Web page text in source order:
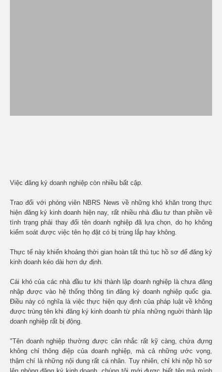
Việc đăng ký doanh nghiệp còn nhiều bất cập.
Trao đổi với phóng viên NBRS News về những khó khăn trong thực
hiện đăng ký kinh doanh hiện nay, rất nhiều nhà đầu tư than phiền về
tình trạng phải thay đổi tên doanh nghiệp đã lựa chọn, do họ không
kiểm soát được việc tên họ đặt có bị trùng lắp hay không.
Thực tế này khiến khoảng thời gian hoàn tất thủ tục hồ sơ để đăng ký
kinh doanh kéo dài hơn dự định.
Cái khó của các nhà đầu tư khi thành lập doanh nghiệp là chưa đăng
nhập được vào hệ thống thông tin đăng ký doanh nghiệp quốc gia.
Điều này có nghĩa là việc thực hiện quy định của pháp luật về không
được trùng tên khi đăng ký kinh doanh từ phía những nguời thành lập
doanh nghiệp rất bị động.
"Tên doanh nghiệp thường được cân nhắc rất kỹ càng, chứa đựng
không chỉ thông điệp của doanh nghiệp, mà cả những ước vọng,
thậm chí là những nội dung rất cá nhân. Tuy nhiên, chỉ khi nộp hồ sơ